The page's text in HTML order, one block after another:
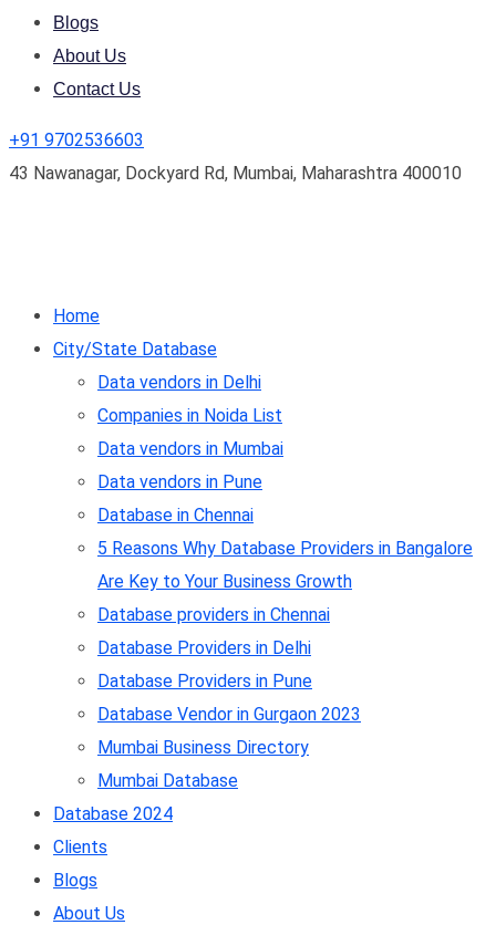
Blogs
About Us
Contact Us
+91 9702536603
43 Nawanagar, Dockyard Rd, Mumbai, Maharashtra 400010
Home
City/State Database
Data vendors in Delhi
Companies in Noida List
Data vendors in Mumbai
Data vendors in Pune
Database in Chennai
5 Reasons Why Database Providers in Bangalore
Are Key to Your Business Growth
Database providers in Chennai
Database Providers in Delhi
Database Providers in Pune
Database Vendor in Gurgaon 2023
Mumbai Business Directory
Mumbai Database
Database 2024
Clients
Blogs
About Us